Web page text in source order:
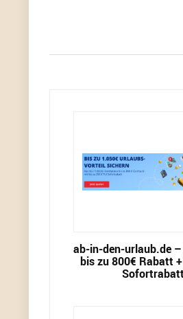
ab-in-den-urlaub.de
bis zu 800€ Rabatt